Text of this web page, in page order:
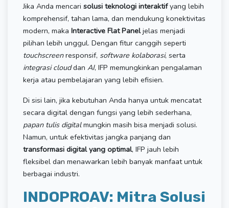
Jika Anda mencari solusi teknologi interaktifyang lebih
komprehensif, tahan lama, dan mendukung konektivitas
modern, maka Interactive Flat Paneljelas menjadi
pilihan lebih unggul. Dengan fitur canggih seperti
touchscreenresponsif, software kolaborasi, serta
integrasi clouddan AI, IFP memungkinkan pengalaman
kerja atau pembelajaran yang lebih efisien.
Di sisi lain, jika kebutuhan Anda hanya untuk mencatat
secara digital dengan fungsi yang lebih sederhana,
papan tulis digitalmungkin masih bisa menjadi solusi.
Namun, untuk efektivitas jangka panjang dan
transformasi digital yang optimal, IFP jauh lebih
fleksibel dan menawarkan lebih banyak manfaat untuk
berbagai industri.
INDOPROAV: Mitra Solusi